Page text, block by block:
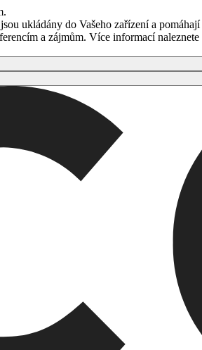
ukládány do Vašeho zařízení a
a zájmům. Více informací